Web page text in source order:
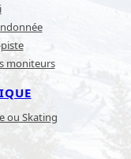
moniteurs
ou Skating